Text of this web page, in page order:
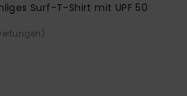
Sie
Antworten auf
häufigsten
Fragen sowie
Surf-T-Shirt mit UPF 50